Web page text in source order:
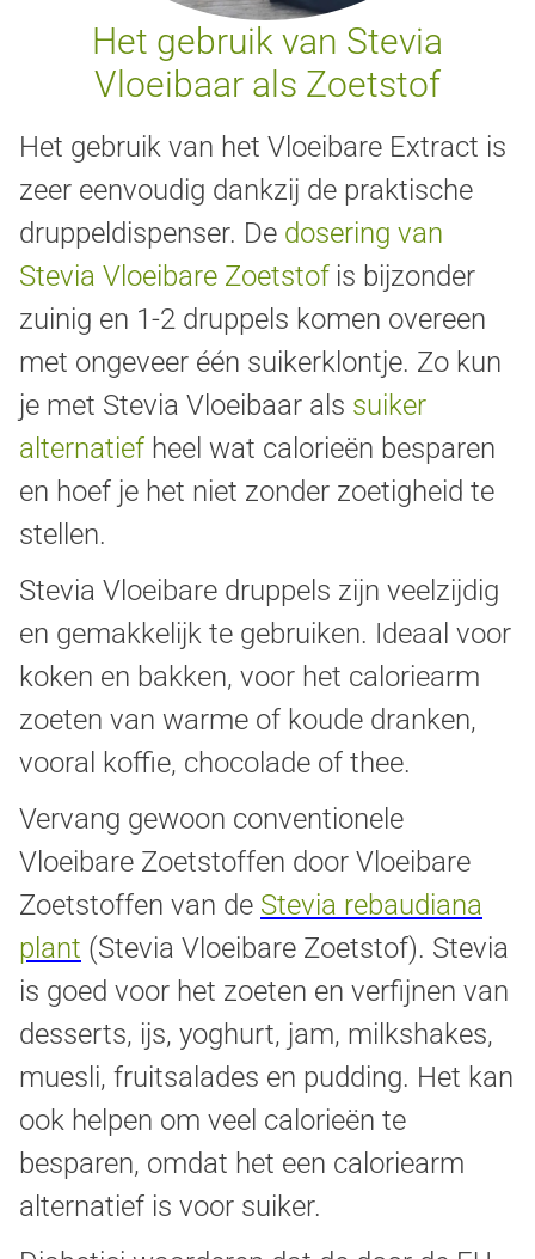
Het gebruik van Stevia
Vloeibaar als Zoetstof
Het gebruik van het Vloeibare Extract is
zeer eenvoudig dankzij de praktische
druppeldispenser. De dosering van
Stevia Vloeibare Zoetstof is bijzonder
zuinig en 1-2 druppels komen overeen
met ongeveer één suikerklontje. Zo kun
je met Stevia Vloeibaar als suiker
alternatief heel wat calorieën besparen
en hoef je het niet zonder zoetigheid te
stellen.
Stevia Vloeibare druppels zijn veelzijdig
en gemakkelijk te gebruiken. Ideaal voor
koken en bakken, voor het caloriearm
zoeten van warme of koude dranken,
vooral koffie, chocolade of thee.
Vervang gewoon conventionele
Vloeibare Zoetstoffen door Vloeibare
Zoetstoffen van de Stevia rebaudiana
plant (Stevia Vloeibare Zoetstof). Stevia
is goed voor het zoeten en verfijnen van
desserts, ijs, yoghurt, jam, milkshakes,
muesli, fruitsalades en pudding. Het kan
ook helpen om veel calorieën te
besparen, omdat het een caloriearm
alternatief is voor suiker.